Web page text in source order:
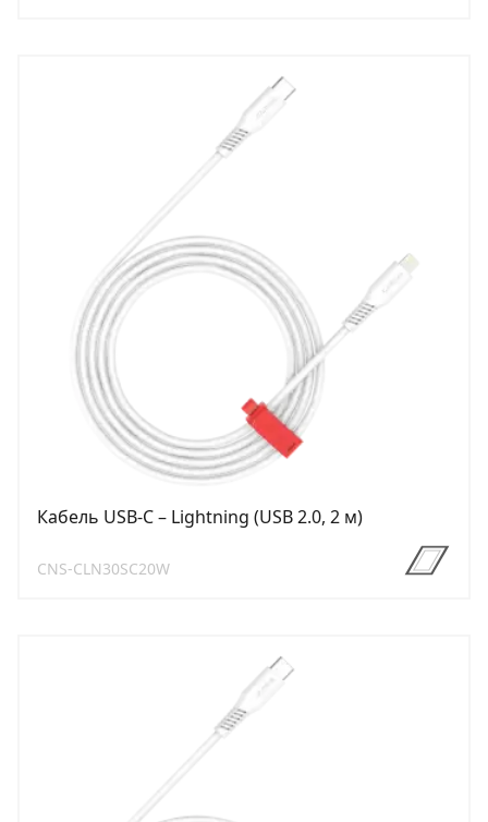
Кабель USB-C – Lightning (USB 2.0, 2 м)
CNS-CLN30SC20W